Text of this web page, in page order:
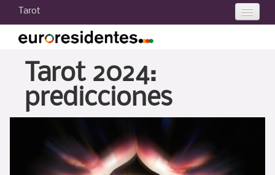
Tarot
Tarot 2024
Tarot hoy
Tarot gratis
Curso de Tarot
Tarot 2024:
predicciones